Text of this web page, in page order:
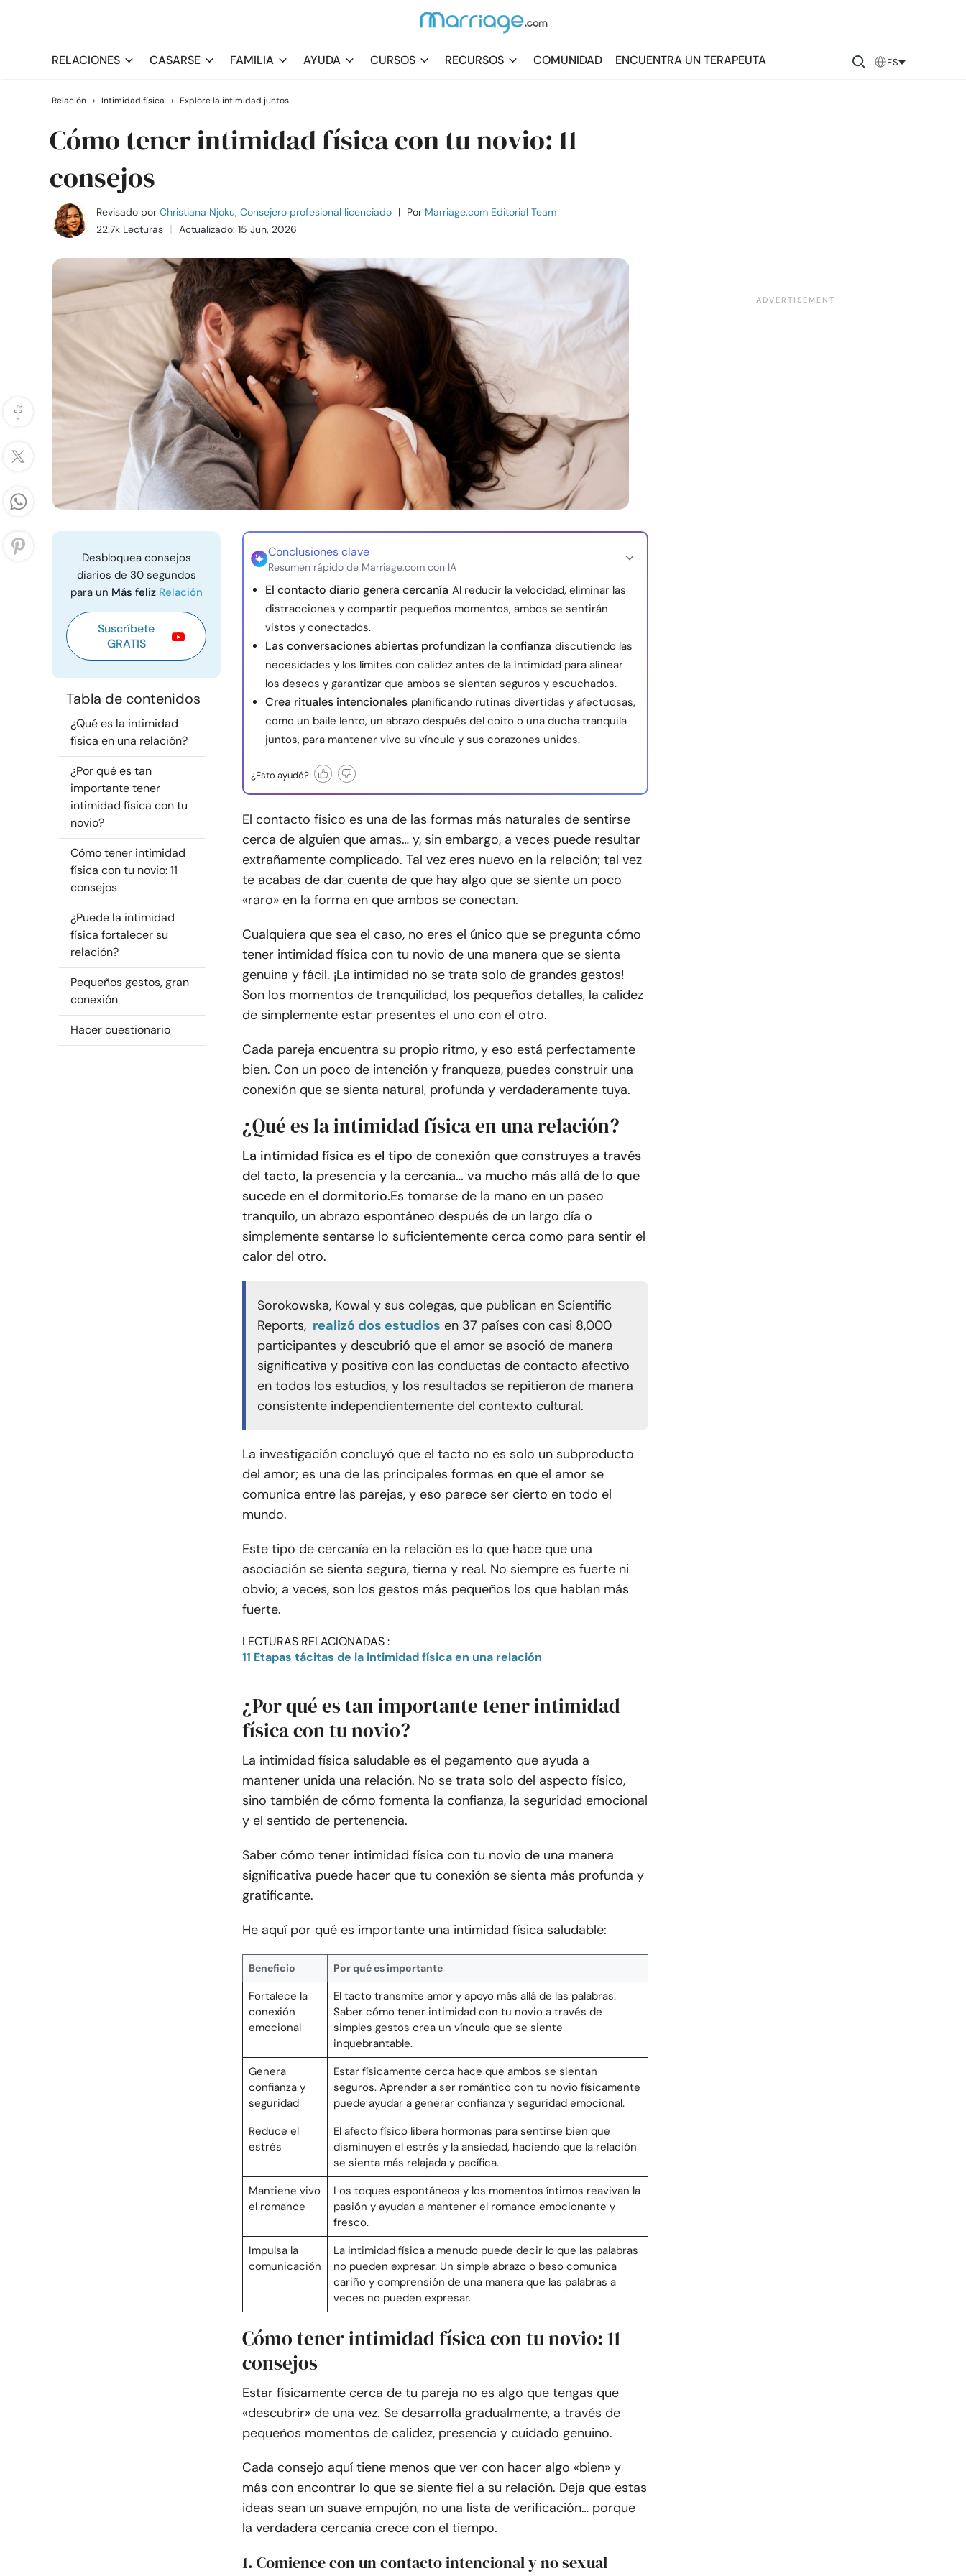
RELACIONES CASARSE FAMILIA AYUDA CURSOS RECURSOS COMUNIDAD ENCUENTRA UN TERAPEUTA ES
Relación › Intimidad física › Explore la intimidad juntos
Cómo tener intimidad física con tu novio: 11
consejos
Revisado por Christiana Njoku, Consejero profesional licenciado | Por Marriage.com Editorial Team
22.7k Lecturas
Actualizado: 15 Jun, 2026
Desbloquea consejos
diarios de 30 segundos
para un Más feliz Relación
Suscríbete
GRATIS
Tabla de contenidos
¿Qué es la intimidad
física en una relación?
¿Por qué es tan
importante tener
intimidad física con tu
novio?
Cómo tener intimidad
física con tu novio: 11
consejos
¿Puede la intimidad
física fortalecer su
relación?
Pequeños gestos, gran
conexión
Hacer cuestionario
Conclusiones clave
Resumen rápido de Marriage.com con IA
El contacto diario genera cercanía Al reducir la velocidad, eliminar las
distracciones y compartir pequeños momentos, ambos se sentirán
vistos y conectados.
Las conversaciones abiertas profundizan la confianza discutiendo las
necesidades y los límites con calidez antes de la intimidad para alinear
los deseos y garantizar que ambos se sientan seguros y escuchados.
Crea rituales intencionales planificando rutinas divertidas y afectuosas,
como un baile lento, un abrazo después del coito o una ducha tranquila
juntos, para mantener vivo su vínculo y sus corazones unidos.
¿Esto ayudó?
El contacto físico es una de las formas más naturales de sentirse
cerca de alguien que amas… y, sin embargo, a veces puede resultar
extrañamente complicado. Tal vez eres nuevo en la relación; tal vez
te acabas de dar cuenta de que hay algo que se siente un poco
«raro» en la forma en que ambos se conectan.
Cualquiera que sea el caso, no eres el único que se pregunta cómo
tener intimidad física con tu novio de una manera que se sienta
genuina y fácil. ¡La intimidad no se trata solo de grandes gestos!
Son los momentos de tranquilidad, los pequeños detalles, la calidez
de simplemente estar presentes el uno con el otro.
Cada pareja encuentra su propio ritmo, y eso está perfectamente
bien. Con un poco de intención y franqueza, puedes construir una
conexión que se sienta natural, profunda y verdaderamente tuya.
¿Qué es la intimidad física en una relación?
La intimidad física es el tipo de conexión que construyes a través
del tacto, la presencia y la cercanía… va mucho más allá de lo que
sucede en el dormitorio.Es tomarse de la mano en un paseo
tranquilo, un abrazo espontáneo después de un largo día o
simplemente sentarse lo suficientemente cerca como para sentir el
calor del otro.
Sorokowska, Kowal y sus colegas, que publican en Scientific
Reports, realizó dos estudios en 37 países con casi 8,000
participantes y descubrió que el amor se asoció de manera
significativa y positiva con las conductas de contacto afectivo
en todos los estudios, y los resultados se repitieron de manera
consistente independientemente del contexto cultural.
La investigación concluyó que el tacto no es solo un subproducto
del amor; es una de las principales formas en que el amor se
comunica entre las parejas, y eso parece ser cierto en todo el
mundo.
Este tipo de cercanía en la relación es lo que hace que una
asociación se sienta segura, tierna y real. No siempre es fuerte ni
obvio; a veces, son los gestos más pequeños los que hablan más
fuerte.
LECTURAS RELACIONADAS :
11 Etapas tácitas de la intimidad física en una relación
¿Por qué es tan importante tener intimidad
física con tu novio?
La intimidad física saludable es el pegamento que ayuda a
mantener unida una relación. No se trata solo del aspecto físico,
sino también de cómo fomenta la confianza, la seguridad emocional
y el sentido de pertenencia.
Saber cómo tener intimidad física con tu novio de una manera
significativa puede hacer que tu conexión se sienta más profunda y
gratificante.
He aquí por qué es importante una intimidad física saludable:
Beneficio Por qué es importante
Fortalece la
conexión
emocional
El tacto transmite amor y apoyo más allá de las palabras.
Saber cómo tener intimidad con tu novio a través de
simples gestos crea un vínculo que se siente
inquebrantable.
Genera
confianza y
seguridad
Estar físicamente cerca hace que ambos se sientan
seguros. Aprender a ser romántico con tu novio físicamente
puede ayudar a generar confianza y seguridad emocional.
Reduce el
estrés
El afecto físico libera hormonas para sentirse bien que
disminuyen el estrés y la ansiedad, haciendo que la relación
se sienta más relajada y pacífica.
Mantiene vivo
el romance
Los toques espontáneos y los momentos íntimos reavivan la
pasión y ayudan a mantener el romance emocionante y
fresco.
Impulsa la
comunicación
La intimidad física a menudo puede decir lo que las palabras
no pueden expresar. Un simple abrazo o beso comunica
cariño y comprensión de una manera que las palabras a
veces no pueden expresar.
Cómo tener intimidad física con tu novio: 11
consejos
Estar físicamente cerca de tu pareja no es algo que tengas que
«descubrir» de una vez. Se desarrolla gradualmente, a través de
pequeños momentos de calidez, presencia y cuidado genuino.
Cada consejo aquí tiene menos que ver con hacer algo «bien» y
más con encontrar lo que se siente fiel a su relación. Deja que estas
ideas sean un suave empujón, no una lista de verificación… porque
la verdadera cercanía crece con el tiempo.
1. Comience con un contacto intencional y no sexual